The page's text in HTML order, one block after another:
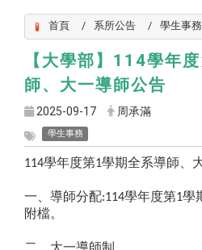
首頁 系所公告 學生事務
【大學部】114學年
師、大一導師公告
2025-09-17 周承滿
學生事務
114學年度第1學期全系導師、
一、導師分配:114學年度第1學
附檔。
二、大一導師制